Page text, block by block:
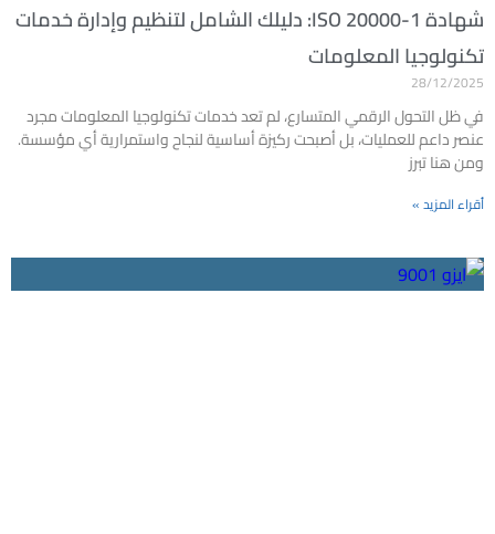
شهادة ISO 20000-1: دليلك الشامل لتنظيم وإدارة خدمات
تكنولوجيا المعلومات
28/12/2025
في ظل التحول الرقمي المتسارع، لم تعد خدمات تكنولوجيا المعلومات مجرد
عنصر داعم للعمليات، بل أصبحت ركيزة أساسية لنجاح واستمرارية أي مؤسسة.
ومن هنا تبرز
أقراء المزيد »